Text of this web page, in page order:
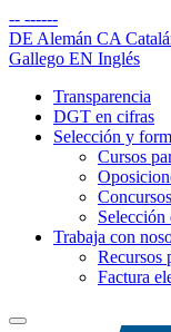
-- ------
DE Alemán CA
Gallego EN Inglés
Transparencia
DGT en cifras
Selección y
Cursos
Selección
Trabaja con
Recursos
Factura